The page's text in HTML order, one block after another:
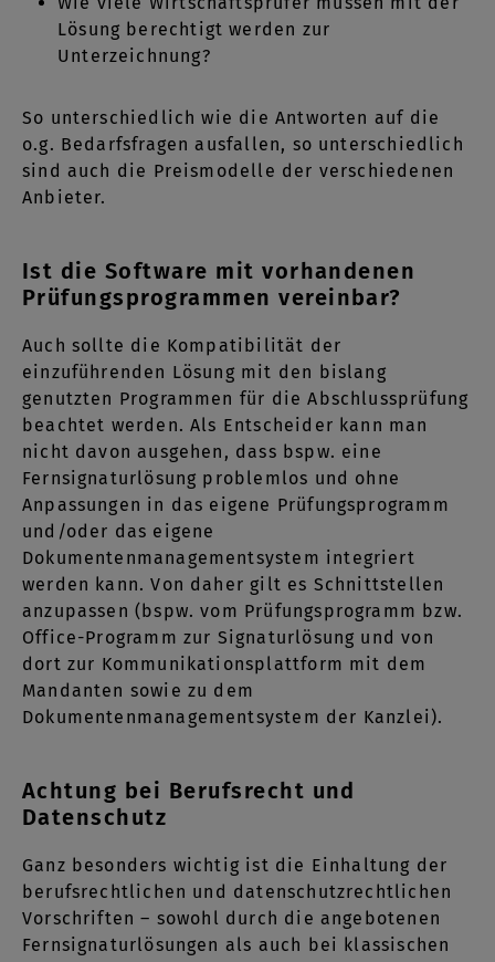
Lösung berechtigt werden zur
Unterzeichnung?
So unterschiedlich wie die Antworten auf die
o.g. Bedarfsfragen ausfallen, so unterschiedlich
sind auch die Preismodelle der verschiedenen
Anbieter.
Ist die Software mit vorhandenen
Prüfungsprogrammen vereinbar?
Auch sollte die Kompatibilität der
einzuführenden Lösung mit den bislang
genutzten Programmen für die Abschlussprüfung
beachtet werden. Als Entscheider kann man
nicht davon ausgehen, dass bspw. eine
Fernsignaturlösung problemlos und ohne
Anpassungen in das eigene Prüfungsprogramm
und/oder das eigene
Dokumentenmanagementsystem integriert
werden kann. Von daher gilt es Schnittstellen
anzupassen (bspw. vom Prüfungsprogramm bzw.
Office-Programm zur Signaturlösung und von
dort zur Kommunikationsplattform mit dem
Mandanten sowie zu dem
Dokumentenmanagementsystem der Kanzlei).
Achtung bei Berufsrecht und
Datenschutz
Ganz besonders wichtig ist die Einhaltung der
berufsrechtlichen und datenschutzrechtlichen
Vorschriften – sowohl durch die angebotenen
Fernsignaturlösungen als auch bei klassischen